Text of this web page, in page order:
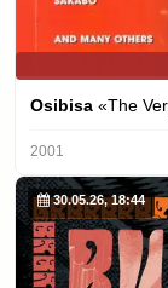
Osibisa «The
2001
30.05.26, 18:44